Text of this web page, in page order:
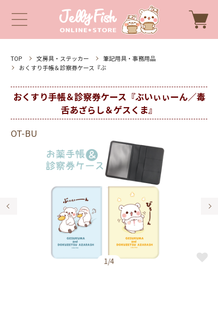
TOP 文房具・ステッカー
筆記用具・事務用品
おくすり手帳＆診察券ケース『ぶ
おくすり手帳＆診察券ケース『ぶいぃぃーん／毒
舌あざらし＆ゲスくま』
OT-BU
1/4